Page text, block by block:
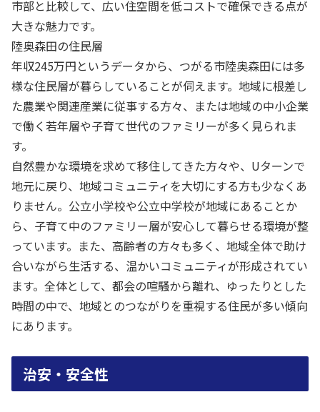
市部と比較して、広い住空間を低コストで確保できる点が
大きな魅力です。
陸奥森田の住民層
年収245万円というデータから、つがる市陸奥森田には多
様な住民層が暮らしていることが伺えます。地域に根差し
た農業や関連産業に従事する方々、または地域の中小企業
で働く若年層や子育て世代のファミリーが多く見られま
す。
自然豊かな環境を求めて移住してきた方々や、Uターンで
地元に戻り、地域コミュニティを大切にする方も少なくあ
りません。公立小学校や公立中学校が地域にあることか
ら、子育て中のファミリー層が安心して暮らせる環境が整
っています。また、高齢者の方々も多く、地域全体で助け
合いながら生活する、温かいコミュニティが形成されてい
ます。全体として、都会の喧騒から離れ、ゆったりとした
時間の中で、地域とのつながりを重視する住民が多い傾向
にあります。
治安・安全性